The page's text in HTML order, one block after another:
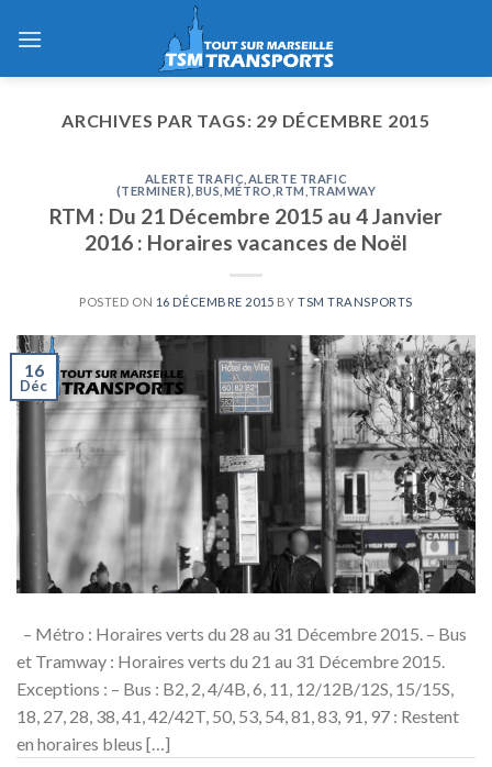
ARCHIVES PAR TAGS: 29 DÉCEMBRE 2015
ALERTE TRAFIC ALERTE TRAFIC
(TERMINER) BUS MÉTRO ,RTM TRAMWAY
RTM : Du 21 Décembre 2015 au 4 Janvier
2016 : Horaires vacances de Noël
POSTED ON 16 DÉCEMBRE 2015 BY TSM TRANSPORTS
16
Déc
– Métro : Horaires verts du 28 au 31 Décembre 2015. – Bus
et Tramway : Horaires verts du 21 au 31 Décembre 2015.
Exceptions : – Bus : B2, 2, 4/4B, 6, 11, 12/12B/12S, 15/15S,
18, 27, 28, 38, 41, 42/42T, 50, 53, 54, 81, 83, 91, 97 : Restent
en horaires bleus […]